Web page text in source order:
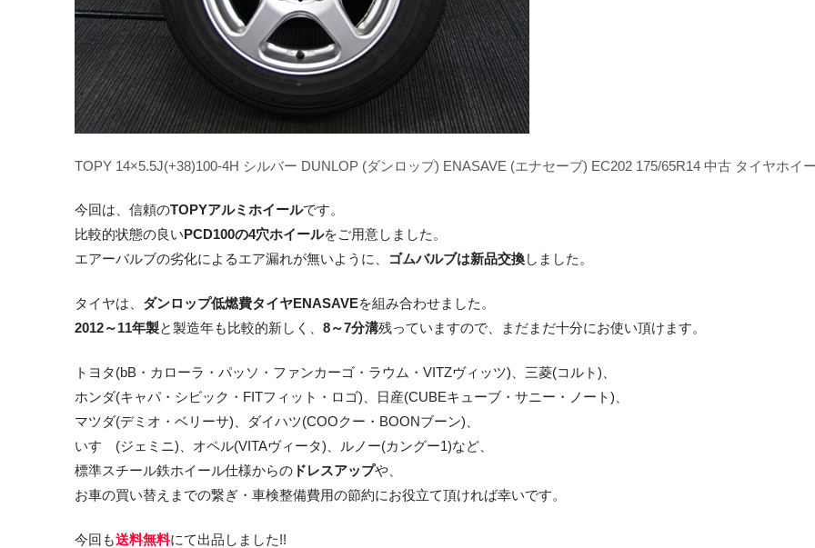
TOPY 14×5.5J(+38)100-4H シルバー DUNLOP (ダンロップ) ENASAVE (エナセーブ) EC202 175/65R14 中古 タイヤホイ
今回は、信頼のTOPYアルミホイールです。
比較的状態の良い PCD100の4穴ホイールをご用意しました。
エアーバルブの劣化によるエア漏れが無いように、
ゴムバルブは新品交換しました。
タイヤは、 ダンロップ低燃費タイヤENASAVEを組み合わせました。
2012～11年製と製造年も比較的新しく、 8～7分溝残っていますので、まだまだ十分にお使い頂けます。
トヨタ(bB・カローラ・パッソ・ファンカーゴ・ラウム・VITZヴィッツ)、三菱(コルト)、
ホンダ(キャパ・シビック・FITフィット・ロゴ)、日産(CUBEキューブ・サニー・ノート)、
マツダ(デミオ・ベリーサ)、ダイハツ(COOクー・BOONブーン)、
いすゞ(ジェミニ)、オペル(VITAヴィータ)、ルノー(カングー1)など、
標準スチール鉄ホイール仕様からの ドレスアップや、
お車の買い替えまでの繋ぎ・車検整備費用の節約にお役立て頂ければ幸いです。
今回も送料無料にて出品しました!!